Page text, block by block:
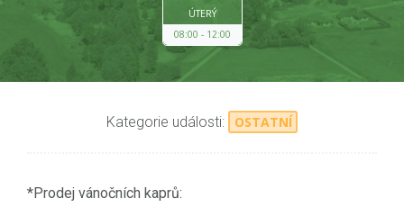
ÚTERÝ
08:00
12:00
Kategorie události: OSTATNÍ
*Prodej vánočních kaprů: